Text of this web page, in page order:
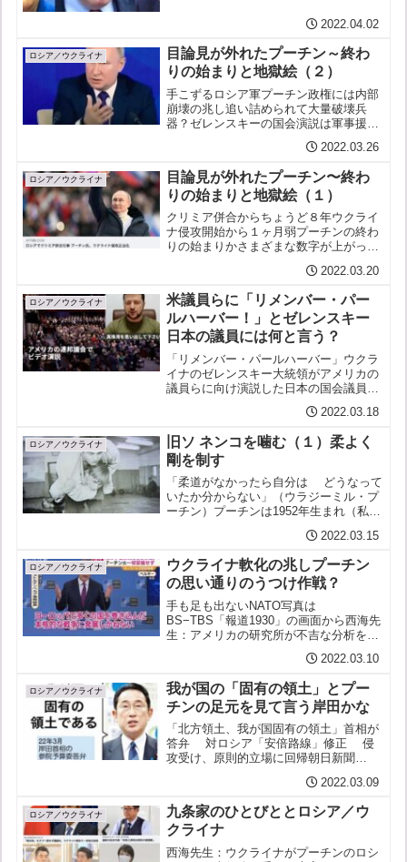
コールセンターなどに約1億4千万円がか
る費用...
2022.04.02
ロシア／ウクライナ
目論見が外れたプーチン～終わ
りの始まりと地獄絵（２）
手こずるロシア軍プーチン政権には内部
崩壊の兆し追い詰められて大量破壊兵
器？ゼレンスキーの国会演説は軍事援助
議会に対するものとは一味違った平和憲
法で軍事面の協力ではそもそも多くを望
めない日本米議会への演説で...
2022.03.26
ロシア／ウクライナ
目論見が外れたプーチン〜終わ
りの始まりと地獄絵（１）
クリミア併合からちょうど８年ウクライ
ナ侵攻開始から１ヶ月弱プーチンの終わ
りの始まりかさまざまな数字が上がって
死者は7,000人（英国防省）ウクライナ
のゼレンスキーは13,000人と言っている
投入されたロシ...
2022.03.20
ロシア／ウクライナ
米議員らに「リメンバー・パー
ルハーバー！」とゼレンスキー
日本の議員には何と言う？
「リメンバー・パールハーバー」ウクラ
イナのゼレンスキー大統領がアメリカの
議員らに向け演説した日本の国会議員に
ろう？「臥薪嘗胆」？「鬼畜米英」？
「八紘一宇」？「大東亜の聖戦」？「欲
しがりません勝つまでは」？...
2022.03.18
ロシア／ウクライナ
旧ソ ネンコを噛む（１）柔よく
剛を制す
「柔道がなかったら自分は どうなって
いたか分からない」（ウラジーミル・プ
ーチン）プーチンは1952年生まれ（私と
の兵士だったが退役後車両工場で働いた
祖父はレーニンとスターリンの別荘の料
理人だった母親も工...
2022.03.15
ロシア／ウクライナ
ウクライナ軟化の兆しプーチン
の思い通りのうつけ作戦？
手も足も出ないNATO写真は
BS−TBS「報道1930」の画面から西海先
生：アメリカの研究所が不吉な分析をし
部隊がウクライナの首都キエフに攻撃を
しかけるというのだInstitute fot the
Stu...
2022.03.10
ロシア／ウクライナ
我が国の「固有の領土」とプー
チンの足元を見て言う岸田かな
「北方領土、我が国固有の領土」首相が
答弁 対ロシア「安倍路線」修正 侵
攻受け、原則的立場に回帰朝日新聞
侵攻を受けてか政府の北方四島をめぐる
表現が変更されておる紳士君：そうです
ね安倍政権は領...
2022.03.09
ロシア／ウクライナ
九条家のひとびととロシア／ウ
クライナ
西海先生：ウクライナがプーチンのロシ